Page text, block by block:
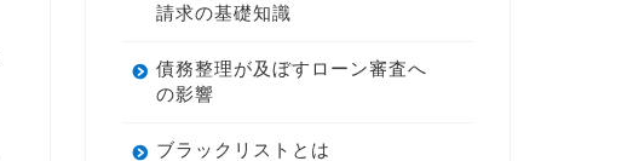
請求の基礎知識
債務整理が及ぼすローン審査へ
の影響
ブラックリストとは